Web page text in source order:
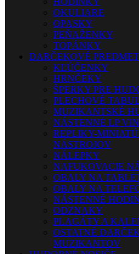
OKULIARE
OPASKY
PEŇAŽENKY
TOPÁNKY
DARČEKOVÉ
KĽÚČENKY
HRNČEKY
ŠPERKY PRE
PLECHOVÉ
MUZIKANTSKÉ
NÁSTENNÉ LP
REPLIKY-
NÁSTROJOV
NÁLEPKY
NAFUKOVACIE
OBALY NA
OBALY NA
NÁSTENNÉ
ODZNAKY
PLAGÁTY A
OSTATNÉ
MUZIKANTOV